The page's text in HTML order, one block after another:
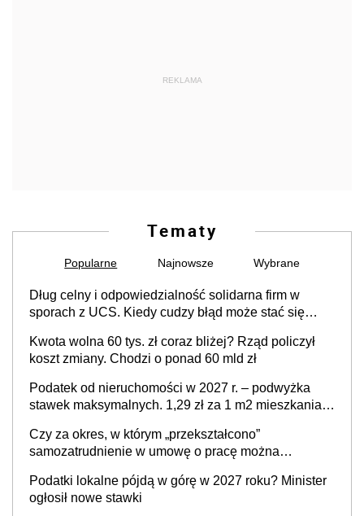
REKLAMA
Tematy
Popularne Najnowsze Wybrane
Dług celny i odpowiedzialność solidarna firm w
sporach z UCS. Kiedy cudzy błąd może stać się
Kwota wolna 60 tys. zł coraz bliżej? Rząd policzył
koszt zmiany. Chodzi o ponad 60 mld zł
Podatek od nieruchomości w 2027 r. – podwyżka
stawek maksymalnych. 1,29 zł za 1 m2 mieszkania,
prowadzeniem działalności gospodarczej
Czy za okres, w którym „przekształcono”
samozatrudnienie w umowę o pracę można
cywilnoprawnej jedynym racjonalnym wyjściem
Podatki lokalne pójdą w górę w 2027 roku? Minister
ogłosił nowe stawki